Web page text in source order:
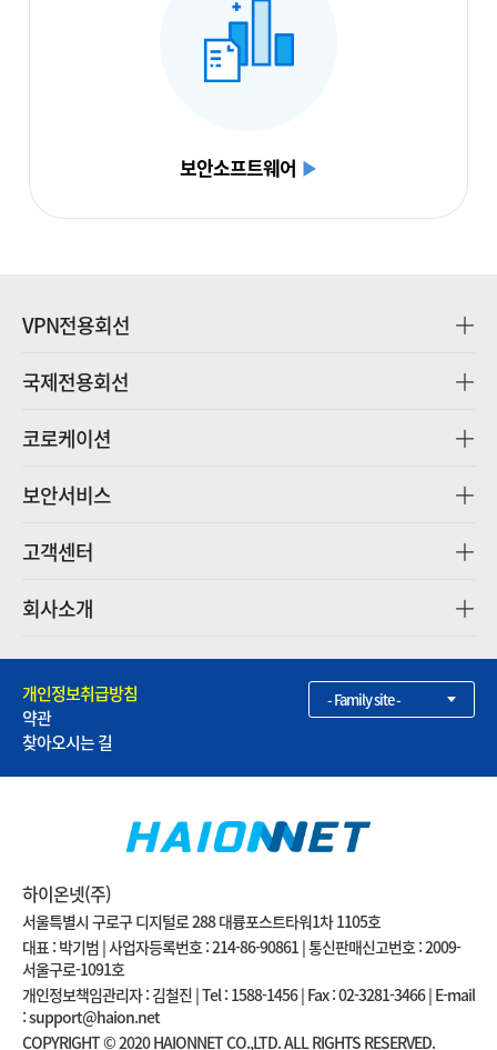
보안소프트웨어 ▶
VPN전용회선
국제전용회선
코로케이션
보안서비스
고객센터
회사소개
개인정보취급방침
약관
찾아오시는 길
- Family site -
하이온넷(주)
서울특별시 구로구 디지털로 288 대륭포스트타워1차 1105호
대표 : 박기범 | 사업자등록번호 : 214-86-90861 | 통신판매신고번호 : 2009-
서울구로-1091호
개인정보책임관리자 : 김철진 | Tel : 1588-1456 | Fax : 02-3281-3466 | E-mail
: support@haion.net
COPYRIGHT © 2020 HAIONNET CO.,LTD. ALL RIGHTS RESERVED.